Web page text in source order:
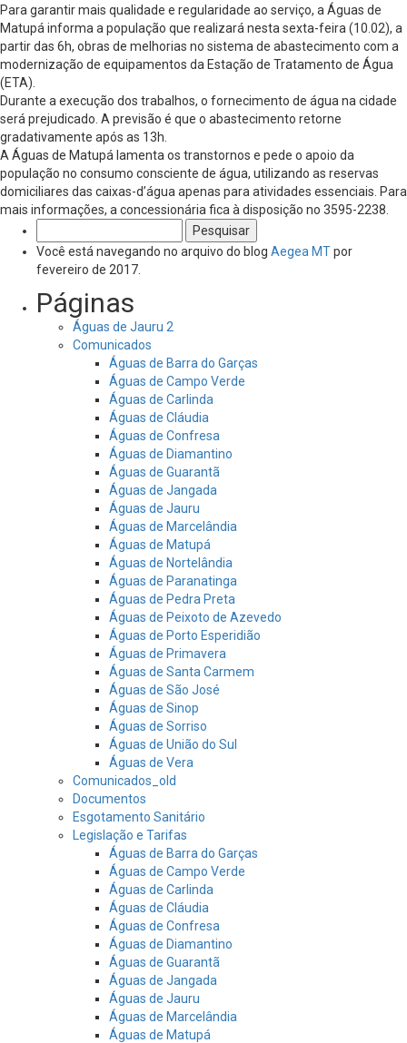
Para garantir mais qualidade e regularidade ao serviço, a Águas de
Matupá informa a população que realizará nesta sexta-feira (10.02), a
partir das 6h, obras de melhorias no sistema de abastecimento com a
modernização de equipamentos da Estação de Tratamento de Água
(ETA).
Durante a execução dos trabalhos, o fornecimento de água na cidade
será prejudicado. A previsão é que o abastecimento retorne
gradativamente após as 13h.
A Águas de Matupá lamenta os transtornos e pede o apoio da
população no consumo consciente de água, utilizando as reservas
domiciliares das caixas-d’água apenas para atividades essenciais. Para
mais informações, a concessionária fica à disposição no 3595-2238.
por:
Você está navegando no arquivo do blog Aegea MTpor
fevereiro de 2017.
Páginas
Águas de Jauru 2
Comunicados
Águas de Barra do Garças
Águas de Campo Verde
Águas de Carlinda
Águas de Cláudia
Águas de Confresa
Águas de Diamantino
Águas de Guarantã
Águas de Jangada
Águas de Jauru
Águas de Marcelândia
Águas de Matupá
Águas de Nortelândia
Águas de Paranatinga
Águas de Pedra Preta
Águas de Peixoto de Azevedo
Águas de Porto Esperidião
Águas de Primavera
Águas de Santa Carmem
Águas de São José
Águas de Sinop
Águas de Sorriso
Águas de União do Sul
Águas de Vera
Comunicados_old
Documentos
Esgotamento Sanitário
Legislação e Tarifas
Águas de Barra do Garças
Águas de Campo Verde
Águas de Carlinda
Águas de Cláudia
Águas de Confresa
Águas de Diamantino
Águas de Guarantã
Águas de Jangada
Águas de Jauru
Águas de Marcelândia
Águas de Matupá